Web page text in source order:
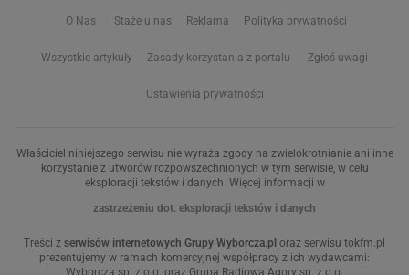
O Nas Staże u nas Reklama Polityka prywatności
Wszystkie artykuły Zasady korzystania z portalu Zgłoś uwagi
Ustawienia prywatności
Właściciel niniejszego serwisu nie wyraża zgody na zwielokrotnianie ani inne
korzystanie z utworów rozpowszechnionych w tym serwisie, w celu
eksploracji tekstów i danych. Więcej informacji w
zastrzeżeniu dot. eksploracji tekstów i danych
Treści z serwisów internetowych Grupy Wyborcza.pl oraz serwisu tokfm.pl
prezentujemy w ramach komercyjnej współpracy z ich wydawcami: